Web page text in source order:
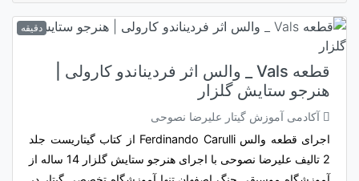
دقیقه
قطعه Vals _ والس اثر فردیناندو کارولی |
هنرجو ستایش گلزار
آکادمی آموزش گیتار علیرضا نصوحی
اجرای قطعه والس Ferdinando Carulli از کتاب گیتاریست جلد
2 تالیف علیرضا نصوحی با اجرای هنرجو ستایش گلزار 14 ساله از